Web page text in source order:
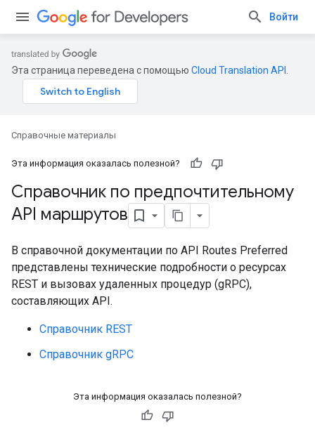
Войти
Эта страница переведена с помощью Cloud Translation API
Справочные материалы
Эта информация оказалась полезной?
Справочник по предпочтительному
API маршрутов
В справочной документации по API Routes Preferred
представлены технические подробности о ресурсах
REST и вызовах удаленных процедур (gRPC),
составляющих API.
Справочник REST
Справочник gRPC
Эта информация оказалась полезной?